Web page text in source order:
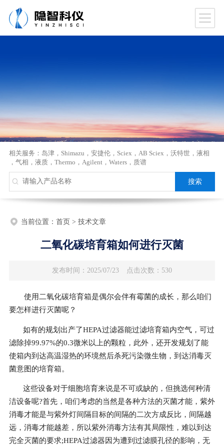
相关服务： 岛津， Shimazu ， 安捷伦， Sciex ， AB Sciex ， 沃特世， 液相
， 气相 ， 液质， Thermo ， Agilent ， Waters， 质谱
当前位置： 首页> 技术文章
二氧化碳培育箱如何进行灭菌
发布时间：2025/07/23 点击次数：530
使用二氧化碳培育箱是偶尔会伴有霉菌的成长，那么咱们
要怎样进行灭菌呢？
如有的规划出产了HEPA过滤器能过滤培育箱内空气，可过
滤除掉99.97%的0.3微米以上的颗粒，此外，还开发规划了能
使箱内到达高温湿热的环境然后杀死污染微生物，到达消毒灭
菌意图的培育箱。
这些设备对于细胞培育来说是不可或缺的，但挑选何种清
洁设备呢?首先，咱们考虑的当然是各种方法的灭菌才能，紫外
消毒才能是与紫外灯间隔目标的间隔的二次方成反比，间隔越
远，消毒才能越差，所以紫外消毒方法有其局限性，难以到达
完全灭菌的要求;HEPA过滤器因为遭到过滤膜孔径的影响，无